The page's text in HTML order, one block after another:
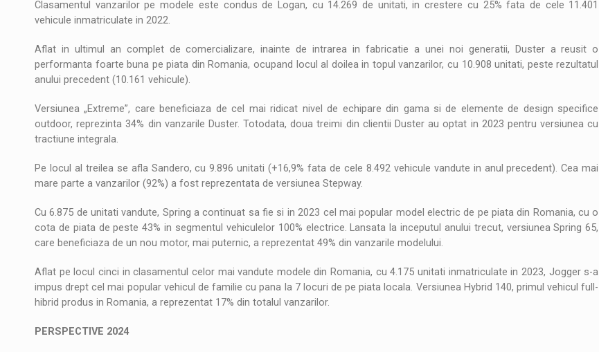
Clasamentul vanzarilor pe modele este condus de Logan, cu 14.269 de unitati, in crestere cu 25% fata de cele 11.401
vehicule inmatriculate in 2022.
Aflat in ultimul an complet de comercializare, inainte de intrarea in fabricatie a unei noi generatii, Duster a reusit o
performanta foarte buna pe piata din Romania, ocupand locul al doilea in topul vanzarilor, cu 10.908 unitati, peste rezultatul
anului precedent (10.161 vehicule).
Versiunea „Extreme”, care beneficiaza de cel mai ridicat nivel de echipare din gama si de elemente de design specifice
outdoor, reprezinta 34% din vanzarile Duster. Totodata, doua treimi din clientii Duster au optat in 2023 pentru versiunea cu
tractiune integrala.
Pe locul al treilea se afla Sandero, cu 9.896 unitati (+16,9% fata de cele 8.492 vehicule vandute in anul precedent). Cea mai
mare parte a vanzarilor (92%) a fost reprezentata de versiunea Stepway.
Cu 6.875 de unitati vandute, Spring a continuat sa fie si in 2023 cel mai popular model electric de pe piata din Romania, cu o
cota de piata de peste 43% in segmentul vehiculelor 100% electrice. Lansata la inceputul anului trecut, versiunea Spring 65,
care beneficiaza de un nou motor, mai puternic, a reprezentat 49% din vanzarile modelului.
Aflat pe locul cinci in clasamentul celor mai vandute modele din Romania, cu 4.175 unitati inmatriculate in 2023, Jogger s-a
impus drept cel mai popular vehicul de familie cu pana la 7 locuri de pe piata locala. Versiunea Hybrid 140, primul vehicul full-
hibrid produs in Romania, a reprezentat 17% din totalul vanzarilor.
PERSPECTIVE 2024